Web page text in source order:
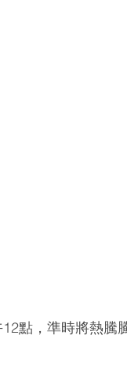
點，準時將熱騰